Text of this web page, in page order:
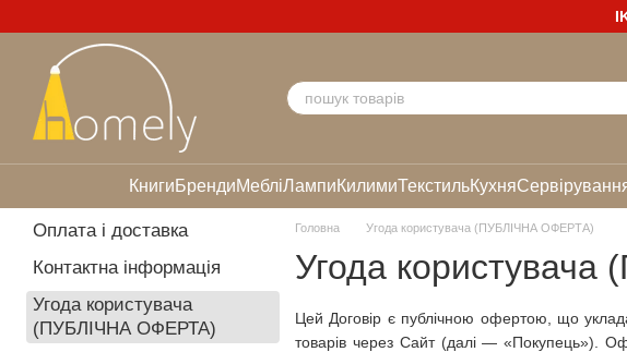
КнигиБрендиМебліЛампиКилимиТекстильКухня
Головна Угода користувача (ПУБЛІЧНА ОФЕРТА)
Угода
Цей Договір є публічною офертою, що
товарів через Сайт (далі — «Покупець»).
Оплата і доставка
Контактна інформація
Угода користувача
(ПУБЛІЧНА ОФЕРТА)